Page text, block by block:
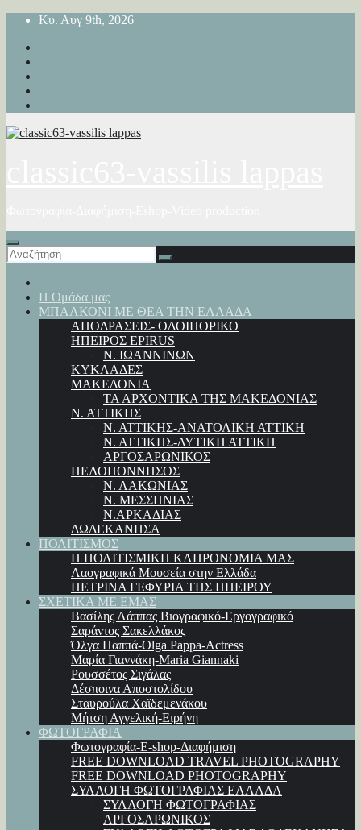
Μετάβαση
περιεχόμενο
Κυ. Αυγ 9th, 2026
Η Ομάδα μας
ΜΠΑΛΚΟΝΙ ΜΕ ΘΕΑ ΤΗΝ ΕΛΛΑΔΑ
ΑΠΟΔΡΑΣΕΙΣ- ΟΔΟΙΠΟΡΙΚΟ
ΗΠΕΙΡΟΣ EPIRUS
Ν. ΙΩΑΝΝΙΝΩΝ
ΚΥΚΛΑΔΕΣ
ΜΑΚΕΔΟΝΙΑ
ΤΑ ΑΡΧΟΝΤΙΚΑ ΤΗΣ ΜΑΚΕΔΟΝΙΑΣ
Ν. ΑΤΤΙΚΗΣ
Ν. ΑΤΤΙΚΗΣ-ΑΝΑΤΟΛΙΚΗ ΑΤΤΙΚΗ
Ν. ΑΤΤΙΚΗΣ-ΔΥΤΙΚΗ ΑΤΤΙΚΗ
ΑΡΓΟΣΑΡΩΝΙΚΟΣ
ΠΕΛΟΠΟΝΝΗΣΟΣ
Ν. ΛΑΚΩΝΙΑΣ
Ν. ΜΕΣΣΗΝΙΑΣ
Ν.ΑΡΚΑΔΙΑΣ
ΔΩΔΕΚΑΝΗΣΑ
ΠΟΛΙΤΙΣΜΟΣ
Η ΠΟΛΙΤΙΣΜΙΚΗ ΚΛΗΡΟΝΟΜΙΑ ΜΑΣ
Λαογραφικά Μουσεία στην Ελλάδα
ΠΕΤΡΙΝΑ ΓΕΦΥΡΙΑ ΤΗΣ ΗΠΕΙΡΟΥ
ΣΧΕΤΙΚΑ ΜΕ ΕΜΑΣ
Βασίλης Λάππας Βιογραφικό-Εργογραφικό
Σαράντος Σακελλάκος
Όλγα Παππά-Olga Pappa-Αctress
Μαρία Γιαννάκη-Maria Giannaki
Ρουσσέτος Σιγάλας
Δέσποινα Αποστολίδου
Σταυρούλα Χαϊδεμενάκου
Μήτση Αγγελική-Ειρήνη
ΦΩΤΟΓΡΑΦΙΑ
Φωτογραφία-E-shop-Διαφήμιση
FREE DOWNLOAD TRAVEL PHOTOGRAPHY
FREE DOWNLOAD PHOTOGRAPHY
ΣΥΛΛΟΓΗ ΦΩΤΟΓΡΑΦΙΑΣ ΕΛΛΑΔΑ
ΣΥΛΛΟΓΗ ΦΩΤΟΓΡΑΦΙΑΣ
ΑΡΓΟΣΑΡΩΝΙΚΟΣ